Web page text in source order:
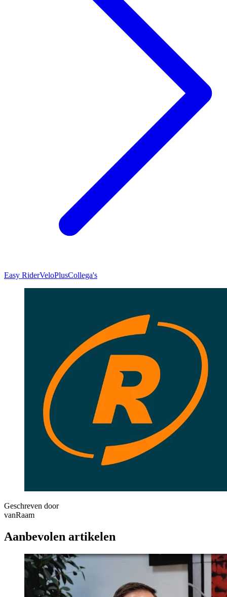
Easy RiderVeloPlusCollega's
Geschreven door
vanRaam
Aanbevolen artikelen